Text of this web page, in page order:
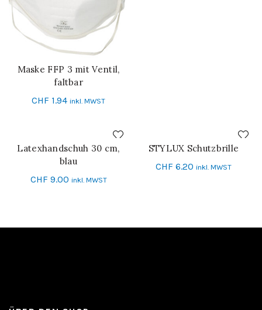
IN DEN WARENKORB
Maske FFP 3 mit Ventil,
faltbar
CHF 1.94 inkl. MWST
SCHNELL-EINKAUF
Latexhandschuh 30 cm,
blau
CHF 9.00 inkl. MWST
IN DEN WARENKORB
STYLUX Schutzbrille
CHF 6.20 inkl. MWST